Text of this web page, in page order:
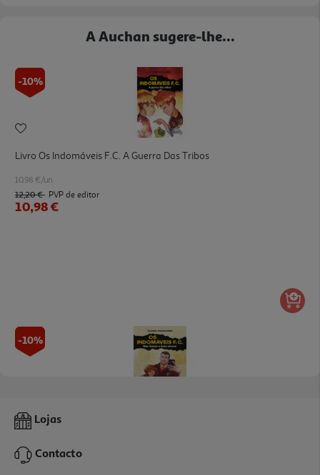
A Auchan sugere-lhe...
-10%
Livro Os Indomáveis F.c. A Guerra Das Tribos
10.98 €/un
12,20 € PVP de editor
10,98 €
-10%
Livro Os Indomáveis F. C. - Não Façam A Bola Chorar
12,20 € PVP de editor
10,98 €
Lojas
Contacto